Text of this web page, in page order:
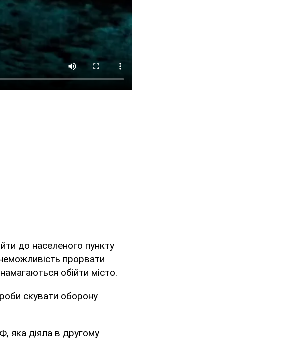
до населеного пункту
прорвати
обійти місто.
скувати оборону
яка діяла в другому